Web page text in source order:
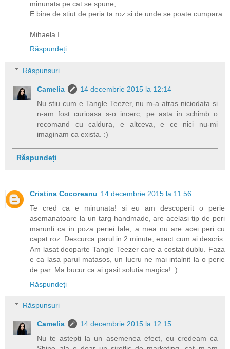
minunata pe cat se spune;
E bine de stiut de peria ta roz si de unde se poate cumpara.
Mihaela I.
Răspundeți
Răspunsuri
Camelia
14 decembrie 2015 la 12:14
Nu stiu cum e Tangle Teezer, nu m-a atras niciodata si
n-am fost curioasa s-o incerc, pe asta in schimb o
recomand cu caldura, e altceva, e ce nici nu-mi
imaginam ca exista. :)
Răspundeți
Cristina Cocoreanu 14 decembrie 2015 la 11:56
Te cred ca e minunata! si eu am descoperit o perie
asemanatoare la un targ handmade, are acelasi tip de peri
marunti ca in poza periei tale, a mea nu are acei peri cu
capat roz. Descurca parul in 2 minute, exact cum ai descris.
Am lasat deoparte Tangle Teezer care a costat dublu. Faza
e ca lasa parul matasos, un lucru ne mai intalnit la o perie
de par. Ma bucur ca ai gasit solutia magica! :)
Răspundeți
Răspunsuri
Camelia
14 decembrie 2015 la 12:15
Nu te astepti la un asemenea efect, eu credeam ca